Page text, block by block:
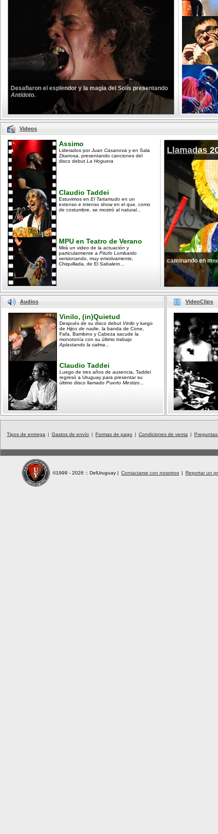
Desafiaron el esplendor y la magia del Solís presentando
Antídoto.
Videos
Assimo
Liderados porJuan Casanova y en Sala
Zitarrosa, presentando canciones del
disco debut La Hoguera
Claudio Taddei
Estuvimos en El Tartamudo en un
extenso e intenso show en el que, como
de costumbre, se mostró al natural...
MPU en Teatro de Verano
Mirá un video de la actuación y
particularmente a Pitufo Lombardo
versionando, muy emotivamente,
Chiquillada, de El Sabalero...
Llamadas
caminando en
Audios
Vinilo, (in)Quietud
Después de su disco debut Vinilo y luego
de Hijos de nadie , la banda de Cone,
Fafa, Bambino y Cabeza sacude la
monotonía con su último trabajo
Aplastando la calma
Claudio Taddei
Luego de tres años de ausencia, Taddei
regresó a Uruguay para presentar su
último disco llamado Puerto Mestizo...
VideoClips
Tipos de entrega | Gastos de envío | Formas de pago | Condiciones de venta |
©1999 - 2026 :: DelUruguay | Contactarse con nosotros | Reportar un